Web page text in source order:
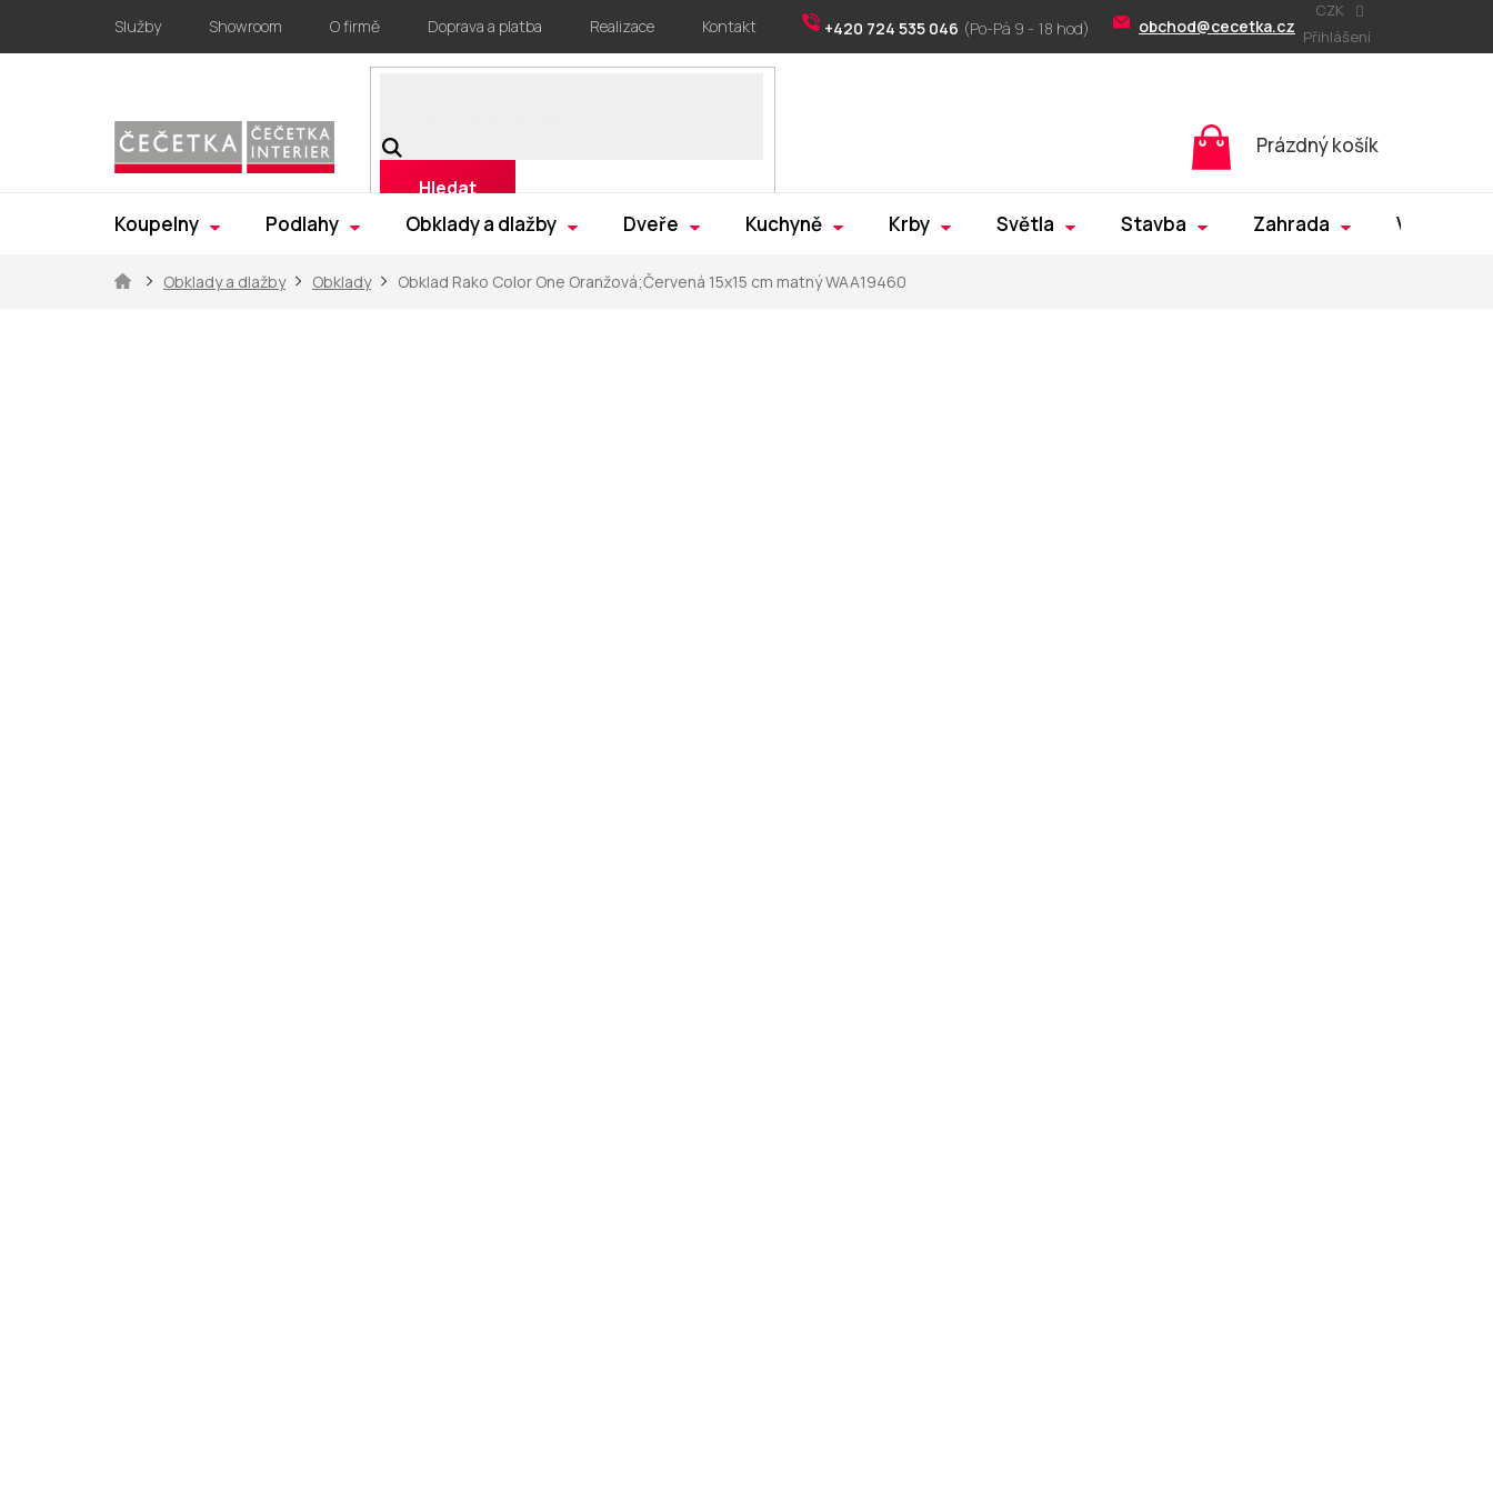
obsah
+420 724 535 046 obchod@cecetka.cz
Služby Showroom O firmě Doprava a platba Realizace Kontakt
CZK
Přihlášení
Hledat
Nákupní
košík
Prázdný košík
Koupelny Podlahy Obklady a dlažby Dveře Kuchyně Krby Světla Stavba Zahrada Výprodej
DomůObklady a dlažby Obklady Obklad Rako Color One Oranžová;Červená 15x15 cm matný WAA19460